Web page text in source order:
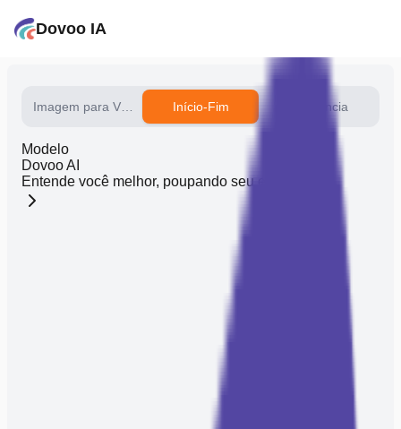
Dovoo IA
Início-Fim Referência
Modelo
Dovoo AI
Entende você melhor, poupando seu esforço.